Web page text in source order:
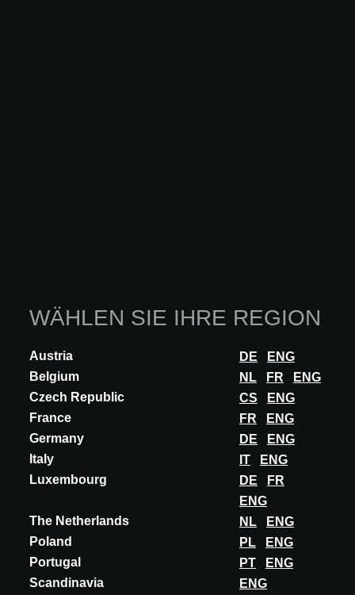
WÄHLEN SIE IHRE REGION
Austria DE
ENG
Belgium
NL FR
ENG
Czech Republic
CS
ENG
France
FR
ENG
Germany
DE
ENG
Italy
IT
ENG
Luxembourg
DE
FR
ENG
The Netherlands
NL
ENG
Poland
PL
ENG
Portugal
PT
ENG
Scandinavia
ENG
INNOVATION
GERFLOR
PREMIUM COMPACT
PREMIUM COMPACT is treated with Evercare™, a surface
treatment obtained by UV laser cross-linking. It guarantees easy
maintenance and permanently eliminate...
MEHR ENTDECKEN